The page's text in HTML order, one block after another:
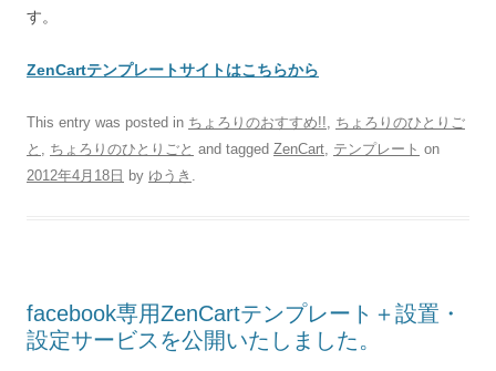
す。
ZenCartテンプレートサイトはこちらから
This entry was posted in ちょろりのおすすめ!!, ちょろりのひとりご
と , ちょろりのひとりごと and tagged ZenCart, テンプレート on
2012年4月18日 by ゆうき .
facebook専用ZenCartテンプレート＋設置・
設定サービスを公開いたしました。